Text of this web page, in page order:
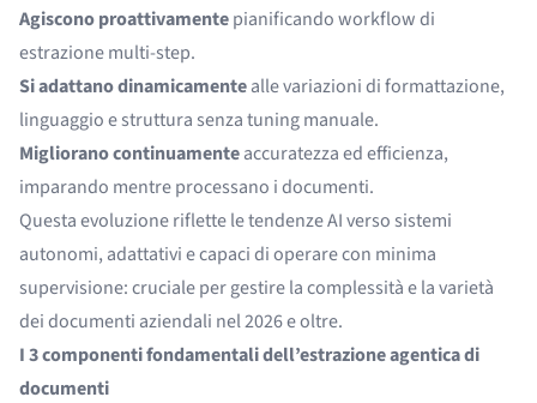
Agiscono proattivamentepianificando workflow di
estrazione multi-step.
Si adattano dinamicamentealle variazioni di formattazione,
linguaggio e struttura senza tuning manuale.
Migliorano continuamenteaccuratezza ed efficienza,
imparando mentre processano i documenti.
Questa evoluzione riflette le tendenze AI verso sistemi
autonomi, adattativi e capaci di operare con minima
supervisione: cruciale per gestire la complessità e la varietà
dei documenti aziendali nel 2026 e oltre.
I 3 componenti fondamentali dell’estrazione agentica di
documenti